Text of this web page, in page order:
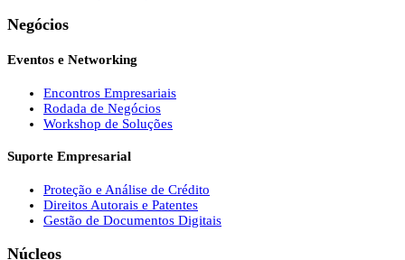
Negócios
Eventos e Networking
Encontros Empresariais
Rodada de Negócios
Workshop de Soluções
Suporte Empresarial
Proteção e Análise de Crédito
Direitos Autorais e Patentes
Gestão de Documentos Digitais
Núcleos